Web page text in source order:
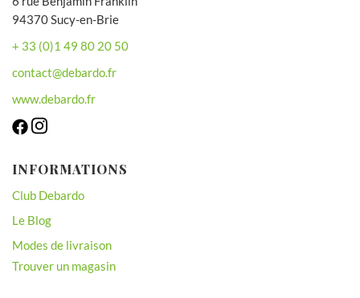
94370 Sucy-en-Brie
+ 33 (0)1 49 80 20 50
contact@debardo.fr
www.debardo.fr
INFORMATIONS
Club Debardo
Le Blog
Modes de livraison
Trouver un magasin